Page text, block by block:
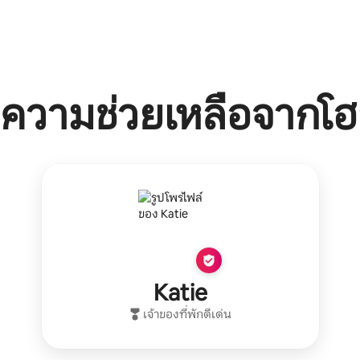
วามช่วยเหลือจากโ
Katie
เจ้าของที่พักดีเด่น